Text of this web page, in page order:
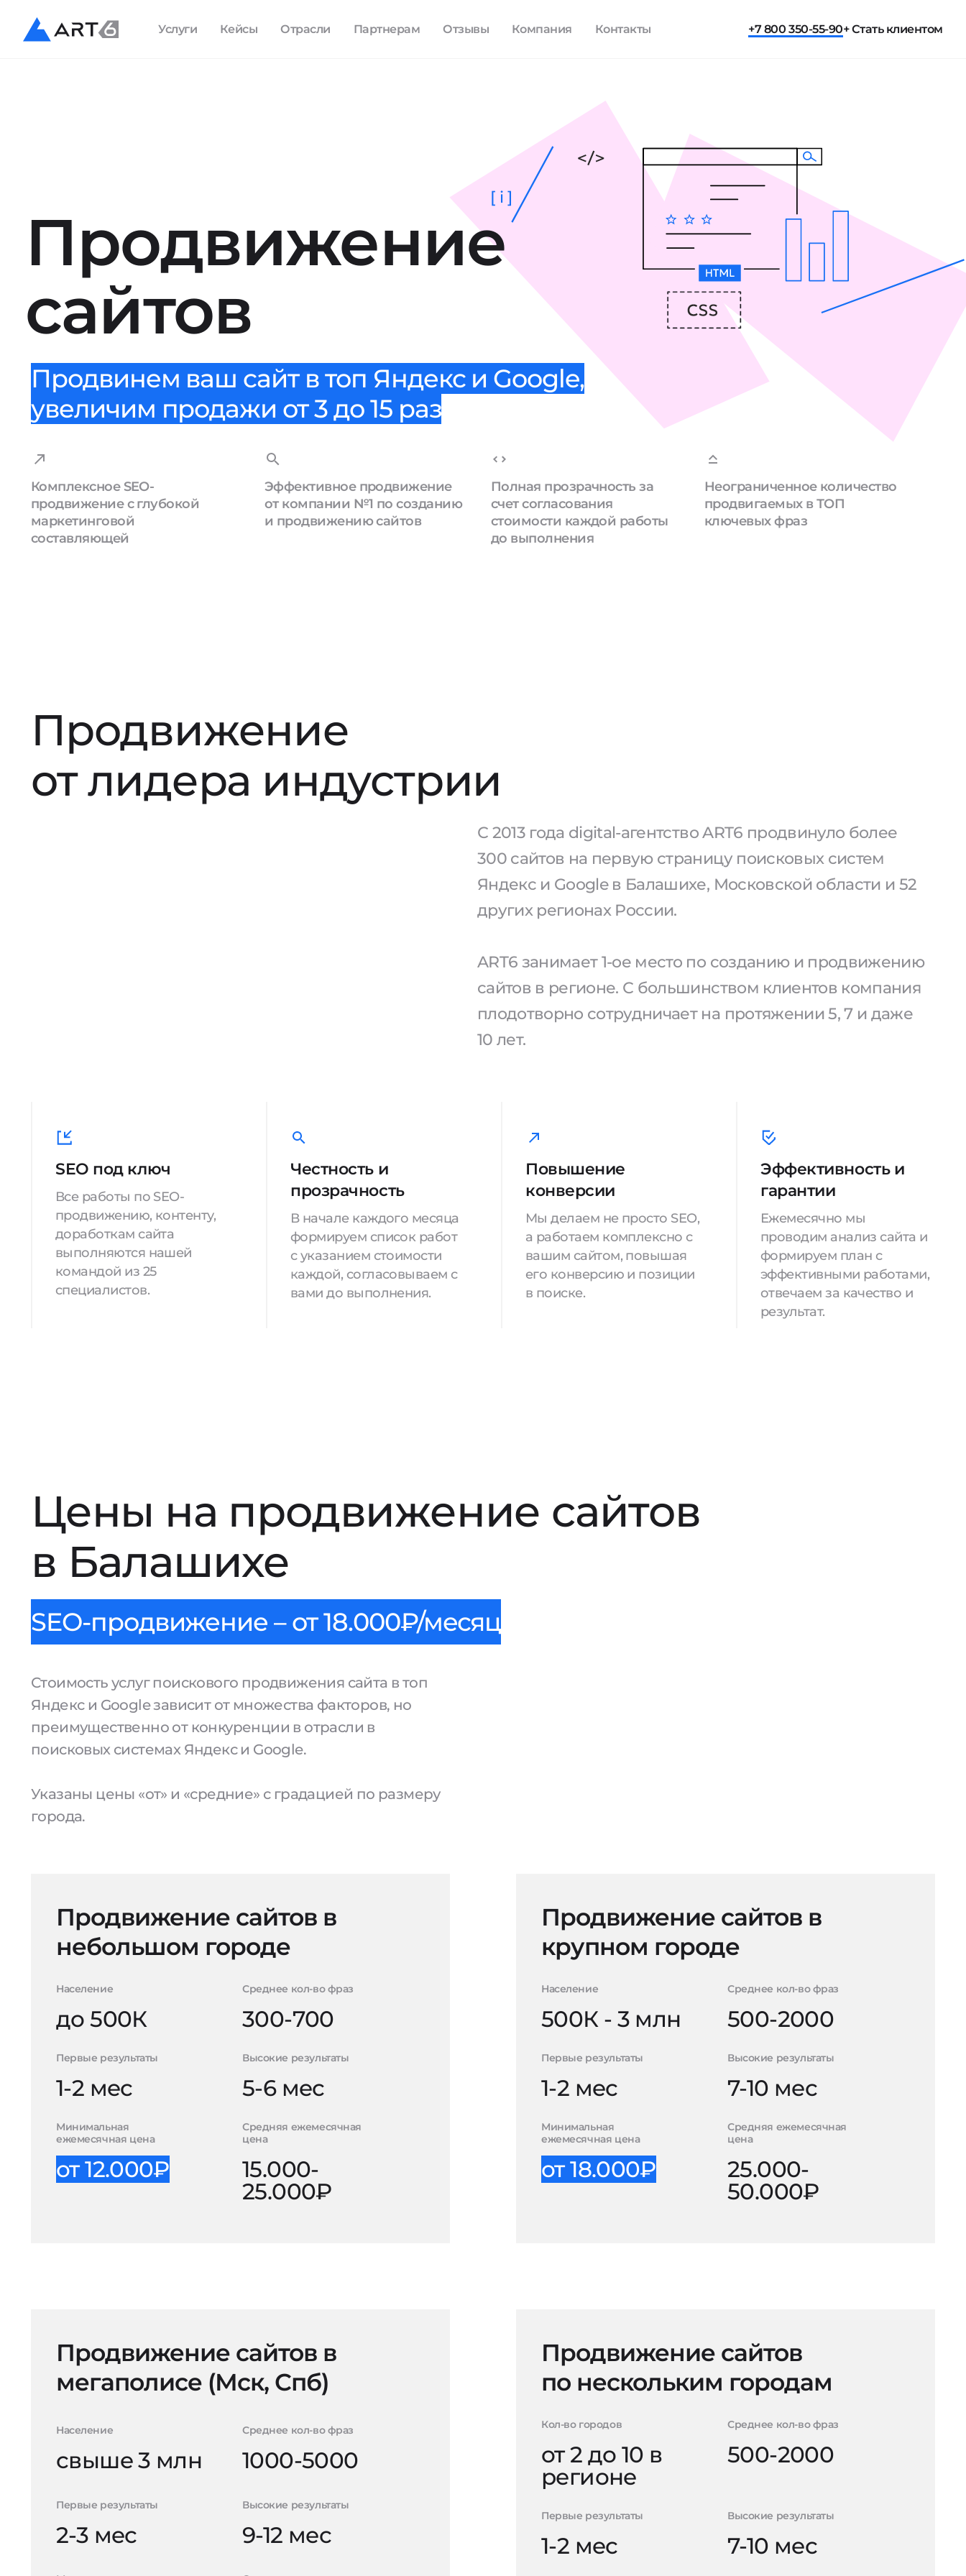
Услуги Кейсы Отрасли Партнерам Отзывы Компания Контакты +7 800 350-55-90+ Стать клиентом
Продвижение
сайтов
[ i ]
Продвинем ваш сайт в топ Яндекс и Google,
увеличим продажи от 3 до 15 раз
Комплексное SEO-
продвижение с глубокой
маркетинговой
составляющей
Эффективное продвижение
от компании №1 по созданию
и продвижению сайтов
Полная прозрачность за
счет согласования
стоимости каждой работы
до выполнения
Неограниченное количество
продвигаемых в ТОП
ключевых фраз
Продвижение
от лидера индустрии
С 2013 года digital-агентство ART6 продвинуло более
300 сайтов на первую страницу поисковых систем
Яндекс и Google в Балашихе, Московской области и 52
других регионах России.
ART6 занимает 1-ое место по созданию и продвижению
сайтов в регионе. С большинством клиентов компания
плодотворно сотрудничает на протяжении 5, 7 и даже
10 лет.
SEO под ключ
Все работы по SEO-
продвижению, контенту,
доработкам сайта
выполняются нашей
командой из 25
специалистов.
Честность и
прозрачность
В начале каждого месяца
формируем список работ
с указанием стоимости
каждой, согласовываем с
вами до выполнения.
Повышение
конверсии
Мы делаем не просто SEO,
а работаем комплексно с
вашим сайтом, повышая
его конверсию и позиции
в поиске.
Эффективность и
гарантии
Ежемесячно мы
проводим анализ сайта и
формируем план с
эффективными работами,
отвечаем за качество и
результат.
Цены на продвижение сайтов
в Балашихе
SEO-продвижение – от 18.000₽/месяц
Стоимость услуг поискового продвижения сайта в топ
Яндекс и Google зависит от множества факторов, но
преимущественно от конкуренции в отрасли в
поисковых системах Яндекс и Google.
Указаны цены «от» и «средние» с градацией по размеру
города.
Продвижение сайтов в
небольшом городе
Население
до 500К
Среднее кол-во фраз
300-700
Первые результаты
1-2 мес
Высокие результаты
5-6 мес
Минимальная
ежемесячная цена
от 12.000₽
Средняя ежемесячная
цена
15.000-
25.000₽
Продвижение сайтов в
крупном городе
Население
500К - 3 млн
Среднее кол-во фраз
500-2000
Первые результаты
1-2 мес
Высокие результаты
7-10 мес
Минимальная
ежемесячная цена
от 18.000₽
Средняя ежемесячная
цена
25.000-
50.000₽
Продвижение сайтов в
мегаполисе (Мск, Спб)
Население
свыше 3 млн
Среднее кол-во фраз
1000-5000
Первые результаты
2-3 мес
Высокие результаты
9-12 мес
Продвижение сайтов
по нескольким городам
Кол-во городов
от 2 до 10 в
регионе
Среднее кол-во фраз
500-2000
Первые результаты
1-2 мес
Высокие результаты
7-10 мес